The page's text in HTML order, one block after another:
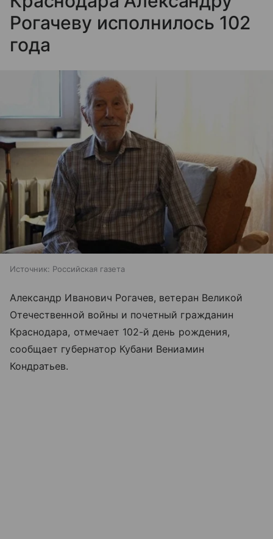
Рогачеву исполнилось 102
года
Источник: Российская газета
Александр Иванович Рогачев, ветеран Великой
Отечественной войны и почетный гражданин
Краснодара, отмечает 102-й день рождения,
сообщает губернатор Кубани Вениамин
Кондратьев.